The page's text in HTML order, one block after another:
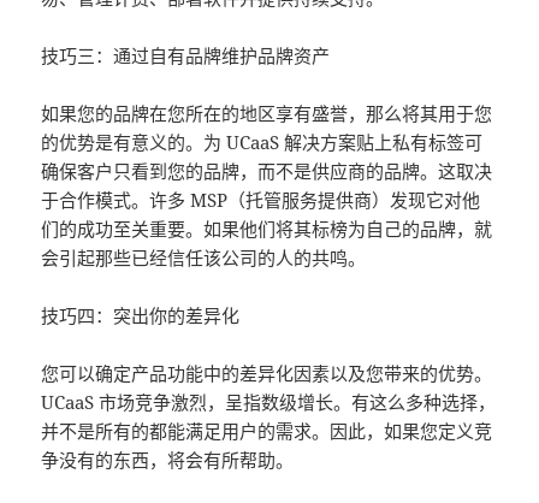
技巧三：通过自有品牌维护品牌资产
如果您的品牌在您所在的地区享有盛誉，那么将其用于您
的优势是有意义的。为 UCaaS 解决方案贴上私有标签可
确保客户只看到您的品牌，而不是供应商的品牌。这取决
于合作模式。许多 MSP（托管服务提供商）发现它对他
们的成功至关重要。如果他们将其标榜为自己的品牌，就
会引起那些已经信任该公司的人的共鸣。
技巧四：突出你的差异化
您可以确定产品功能中的差异化因素以及您带来的优势。
UCaaS 市场竞争激烈，呈指数级增长。有这么多种选择，
并不是所有的都能满足用户的需求。因此，如果您定义竞
争没有的东西，将会有所帮助。